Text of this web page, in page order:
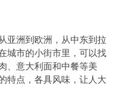
洲到欧洲，从中东到拉
城市的小街市里，可以找
、意大利面和中餐等美
特点，各具风味，让人大